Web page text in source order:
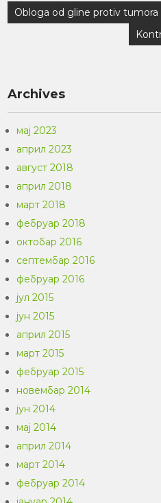
Кретање
чланка
Obloga od gline protiv tumora
Archives
мај 2023
април 2023
август 2018
април 2018
март 2018
фебруар 2018
октобар 2016
септембар 2016
фебруар 2016
јул 2015
јун 2015
април 2015
март 2015
фебруар 2015
новембар 2014
јун 2014
мај 2014
април 2014
март 2014
фебруар 2014